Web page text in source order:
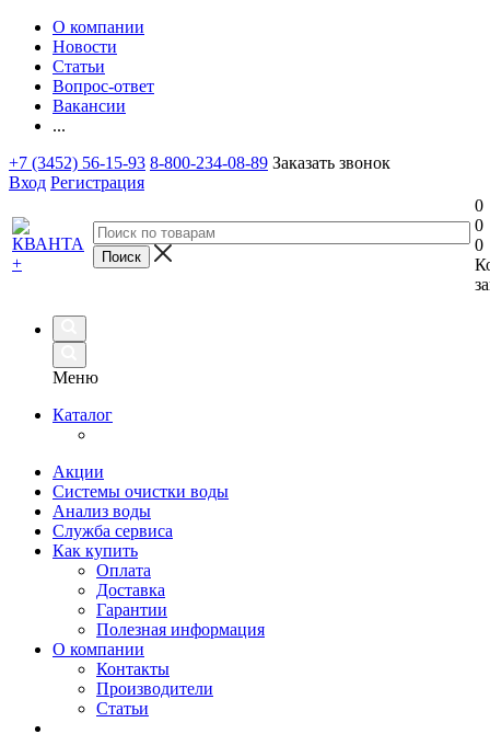
О компании
Новости
Статьи
Вопрос-ответ
Вакансии
...
+7 (3452) 56-15-93 8-800-234-08-89 Заказать звонок
Вход Регистрация
0
0
0
Меню
Каталог
Акции
Системы очистки воды
Анализ воды
Служба сервиса
Как купить
Оплата
Доставка
Гарантии
Полезная информация
О компании
Контакты
Производители
Статьи